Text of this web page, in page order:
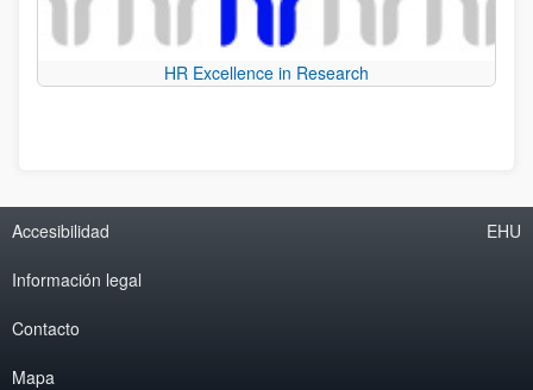
HR Excellence in Research
Accesibilidad
Información legal
Contacto
Mapa
EHU